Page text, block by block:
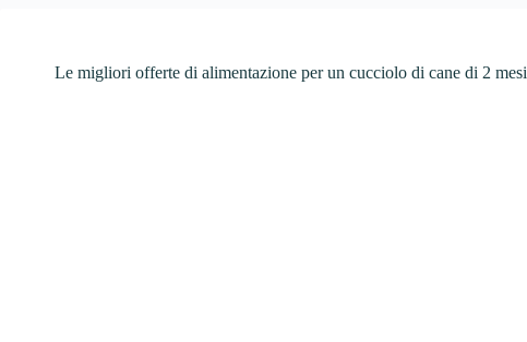
Le migliori offerte di alimentazione per un cucciolo di cane di 2 mesi